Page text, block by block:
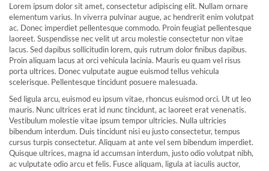
Lorem ipsum dolor sit amet, consectetur adipiscing elit. Nullam ornare
elementum varius. In viverra pulvinar augue, ac hendrerit enim volutpat
ac. Donec imperdiet pellentesque commodo. Proin feugiat pellentesque
laoreet. Suspendisse nec velit ut arcu molestie consectetur non vitae
lacus. Sed dapibus sollicitudin lorem, quis rutrum dolor finibus dapibus.
Proin aliquam lacus at orci vehicula lacinia. Mauris eu quam vel risus
porta ultrices. Donec vulputate augue euismod tellus vehicula
scelerisque. Pellentesque tincidunt posuere malesuada.
Sed ligula arcu, euismod eu ipsum vitae, rhoncus euismod orci. Ut ut leo
mauris. Nunc ultrices erat id nunc tincidunt, ac laoreet erat venenatis.
Vestibulum molestie vitae ipsum tempor ultricies. Nulla ultricies
bibendum interdum. Duis tincidunt nisi eu justo consectetur, tempus
cursus turpis consectetur. Aliquam at ante vel sem bibendum imperdiet.
Quisque ultrices, magna id accumsan interdum, justo odio volutpat nibh,
ac vulputate odio arcu et felis. Fusce aliquam, ligula at iaculis auctor,